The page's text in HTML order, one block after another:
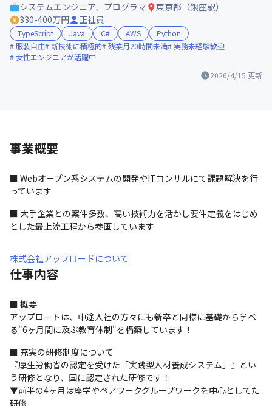
2026/4/15 更新
システムエンジニア、プログラマ
東京都（銀座駅）
330-400万円
正社員
TypeScript Java C# AWS
Python
服装自由
新技術に積極的 残業月20時間未満
実務未経験歓迎
女性エンジニアが活躍中
事業概要
■ Webオープン系システムの開発やITコンサルにて課題解決を行
っています
■ 大手企業との案件多数、高い技術力を活かし要件定義をはじめ
とした最上流工程から参画しています
株式会社アップロードについて
仕事内容
■ 概要
アップロードは、中途入社の方々にも新卒と同様に基礎から学べ
る"6ヶ月間に及ぶ教育体制"を構築しています！
■ 充実の研修制度について
『厚生労働省の認定を受けた「実践型人材養成システム」』とい
う研修となり、国に認定された研修です！
▼前半の4ヶ月は座学やペアワークグループワークを中心としてた
研修